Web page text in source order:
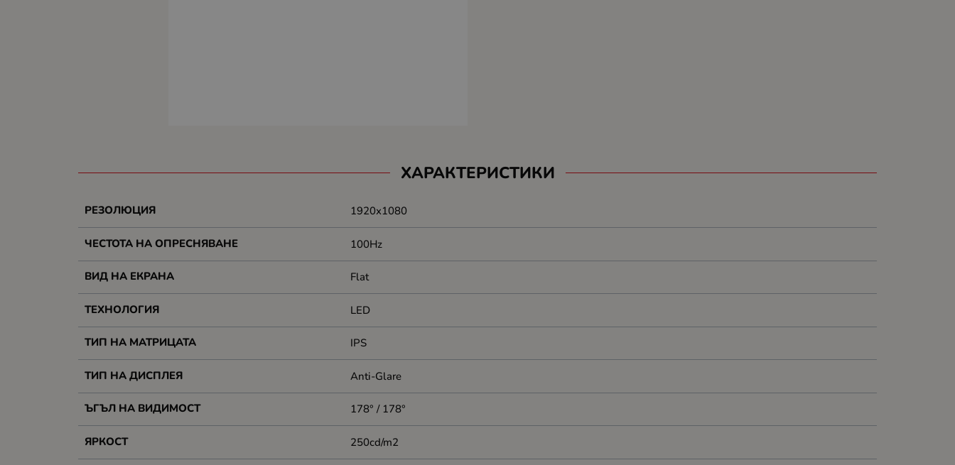
ХАРАКТЕРИСТИКИ
РЕЗОЛЮЦИЯ 1920x1080
ЧЕСТОТА НА ОПРЕСНЯВАНЕ 100Hz
ВИД НА ЕКРАНА Flat
ТЕХНОЛОГИЯ LED
ТИП НА МАТРИЦАТА IPS
ТИП НА ДИСПЛЕЯ Anti-Glare
ЪГЪЛ НА ВИДИМОСТ 178° / 178°
ЯРКОСТ 250cd/m2